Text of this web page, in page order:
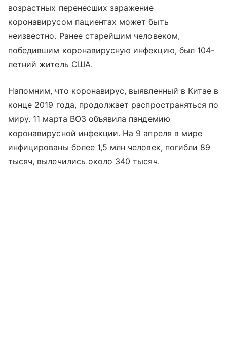
возрастных перенесших заражение
коронавирусом пациентах может быть
неизвестно. Ранее старейшим человеком,
победившим коронавирусную инфекцию, был 104-
летний житель США.
Напомним, что коронавирус, выявленный в Китае в
конце 2019 года, продолжает распространяться по
миру. 11 марта ВОЗ объявила пандемию
коронавирусной инфекции. На 9 апреля в мире
инфицированы более 1,5 млн человек, погибли 89
тысяч, вылечились около 340 тысяч.